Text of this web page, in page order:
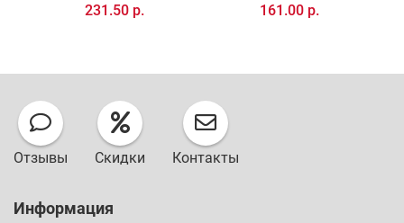
231.50 р. 161.00 р.
Отзывы Скидки Контакты
Информация